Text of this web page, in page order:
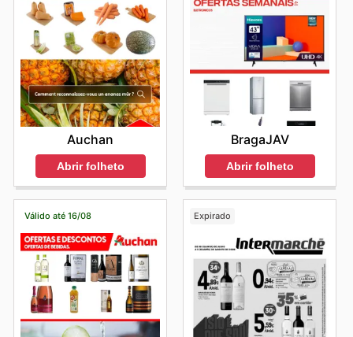
Auchan
Abrir folheto
BragaJAV
Abrir folheto
Válido até 16/08 Expirado